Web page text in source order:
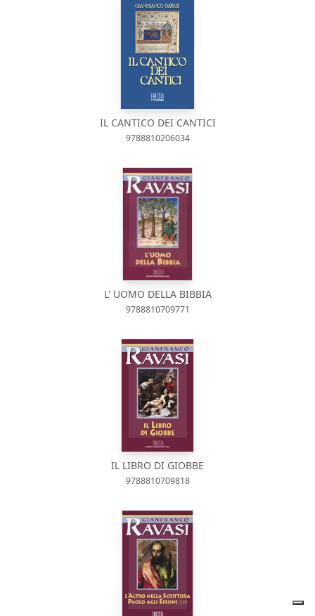
IL CANTICO DEI CANTICI
9788810206034
L' UOMO DELLA BIBBIA
9788810709771
IL LIBRO DI GIOBBE
9788810709818